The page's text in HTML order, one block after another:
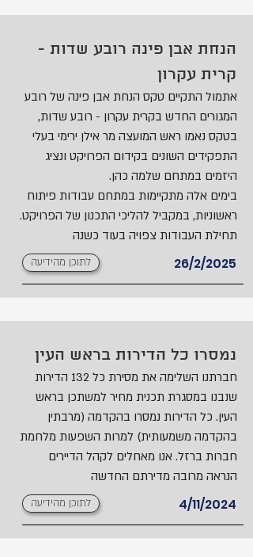
הנחת אבן פינה רובע שדות -
קרית עקרון
אתמול התקיים טקס הנחת אבן פינה של רובע
המגורים החדש בקרית עקרון - רובע שדות,
בטקס נאמו ראש המועצה מר אילן ירימי בעלי
התפקידים השונים בקידום הפרויקט ונציג
היזמים במתחם שלמה כהן.
בימים אלה מתקיימות במתחם עבודות פיתוח
ראשוניות, במקביל להליכי התכנון של הפרויקט.
תחילת העבודות צפויה בעוד כשנה
26/2/2025 לתוכן מהידיעה
נמסרו כל הדירות בראש העין
חברתנו השלימה את מסירת כל 132 הדירות
שנבנו במסגרת תכנית מחיר למשתכן בראש
העין. כל הדירות נמסרו בהקדמה (מרבתין
בהקדמה משמעותית) למרות השפעות מלחמת
חברות ברזל. אנו מאחלים לקהל הדיירים
הנראה מרובה מדירתם החדשה
4/11/2024 לתוכן מהידיעה